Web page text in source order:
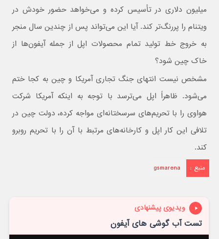
میلیون دلاری در تأسیس کرده و می‌خواهد حضور خودش در
ویتنام را پررنگ‌تر کند. آیا این می‌تواند پس از چندین سال منجر
به خروج خط تولید تمام محصولات اپل از جمله آیفون‌ها از
خاک چین شود؟
مشخص نیست انتهای جنگ تجاری آمریکا و چین به کجا ختم
می‌شود. ظاهراً اپل می‌ترسد با توجه به اینکه آمریکا شرکت
هواوی را با تحریم‌های سرسختانه‌ای مواجه کرده، دولت چین در
تلافی این کار اپل و کارخانه‌های مرتبط با آن را با تحریم روبرو
کند.
منبع : gsmarena
ویدیوی پیشنهادی
تست آب گوشی های آیفون